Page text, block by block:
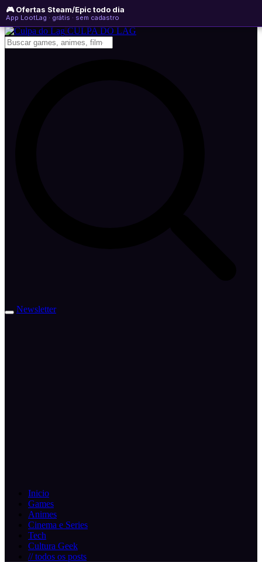
🎮 Ofertas Steam/Epic todo dia
App LootLag · grátis · sem cadastro
quinta-feira, 06 de agosto de 2026
Newsletter
CULPA DO LAG
Newsletter
Inicio
Games
Animes
Cinema e Series
Tech
Cultura Geek
// todos os posts